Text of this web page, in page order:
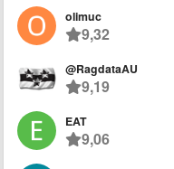
olimuc
9,32
@RagdataAU
9,19
EAT
9,06